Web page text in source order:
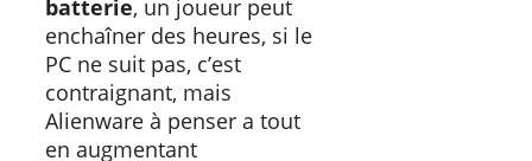
batterie, un joueur peut
enchaîner des heures, si le
PC ne suit pas, c’est
contraignant, mais
Alienware à penser a tout
en augmentant